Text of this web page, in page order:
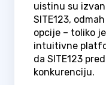
uistinu su
SITE123,
opcije – toliko
intuitivne
da SITE123
konkurenciju.